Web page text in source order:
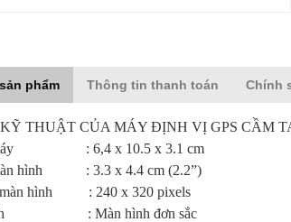
phẩm Thông tin thanh toán Chính
THUẬT CỦA MÁY ĐỊNH VỊ GPS CẦM
máy : 6,4 x 10.5 x 3.1 cm
hình : 3.3 x 4.4 cm (2.2”)
màn hình : 240 x 320 pixels
: Màn hình đơn sắc